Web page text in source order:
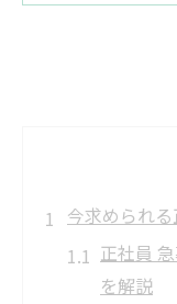
今求められ
正社員
を解説